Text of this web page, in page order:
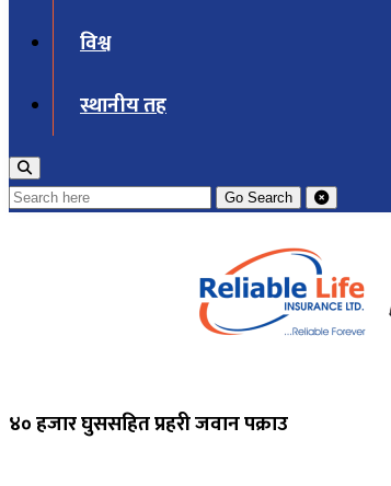
विश्व
स्थानीय तह
Go Search
४० हजार घुससहित प्रहरी जवान पक्राउ